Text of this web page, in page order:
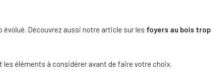
Découvrez aussi notre article sur les foyers au bois trop
éléments à considérer avant de faire votre choix.